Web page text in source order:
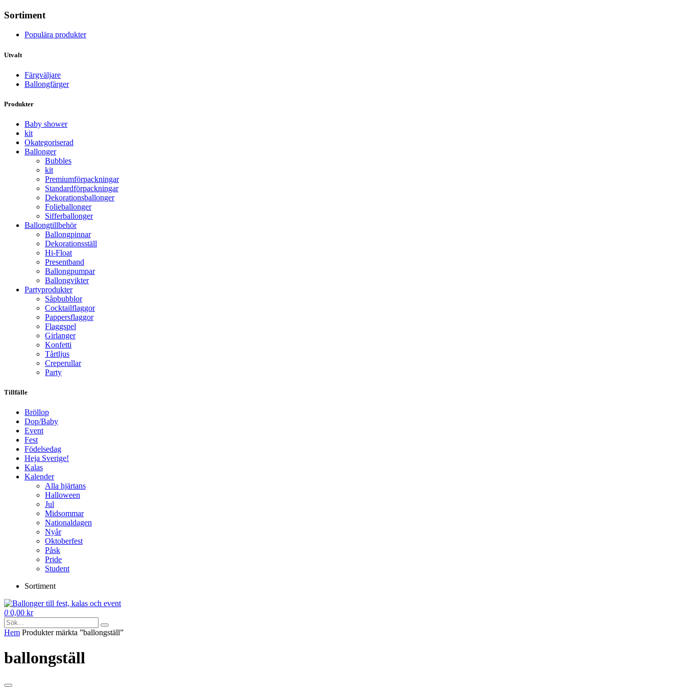
Sortiment
Populära produkter
Utvalt
Färgväljare
Ballongfärger
Produkter
Baby shower
kit
Okategoriserad
Ballonger
Bubbles
kit
Premium­förpackningar
Standard­­förpackningar
Dekorations­ballonger
Folie­­­ballonger
Siffer­­ballonger
Ballong­tillbehör
Ballongpinnar
Dekorationsställ
Hi-Float
Presentband
Ballongpumpar
Ballong­vikter
Party­­produkter
Såpbubblor
Cocktail­flaggor
Pappers­flaggor
Flaggspel
Girlanger
Konfetti
Tårtljus
Creperullar
Party
Tillfälle
Bröllop
Dop/Baby
Event
Fest
Födelsedag
Heja Sverige!
Kalas
Kalender
Alla hjärtans
Halloween
Jul
Midsommar
Nationaldagen
Nyår
Oktoberfest
Påsk
Pride
Student
Sortiment
0 0,00 kr
Hem Produkter märkta ”ballongställ”
ballongställ